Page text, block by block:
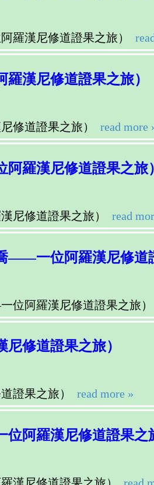
羅漢尼修道證果之旅）
漢尼修道證果之旅）
修道證果之旅）
read more
羅漢尼修道證果之旅）
尼修道證果之旅）
read
——一位阿羅漢尼修道
阿羅漢尼修道證果之旅）
修道證果之旅）
證果之旅）
read more »
阿羅漢尼修道證果之